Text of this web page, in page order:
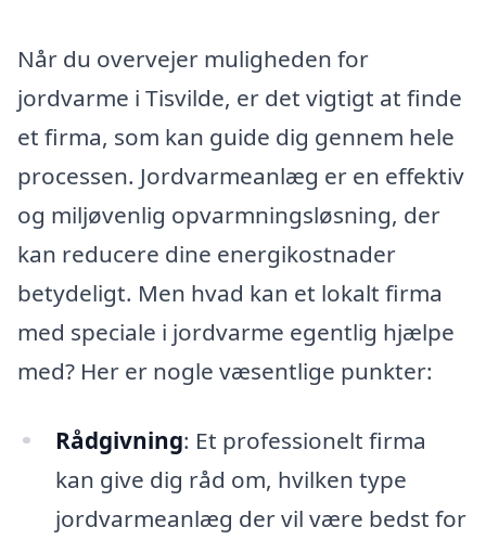
Når du overvejer muligheden for
jordvarme i Tisvilde, er det vigtigt at finde
et firma, som kan guide dig gennem hele
processen. Jordvarmeanlæg er en effektiv
og miljøvenlig opvarmningsløsning, der
kan reducere dine energikostnader
betydeligt. Men hvad kan et lokalt firma
med speciale i jordvarme egentlig hjælpe
med? Her er nogle væsentlige punkter:
Rådgivning: Et professionelt firma
kan give dig råd om, hvilken type
jordvarmeanlæg der vil være bedst for